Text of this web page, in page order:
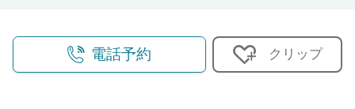
電話予約 クリップ